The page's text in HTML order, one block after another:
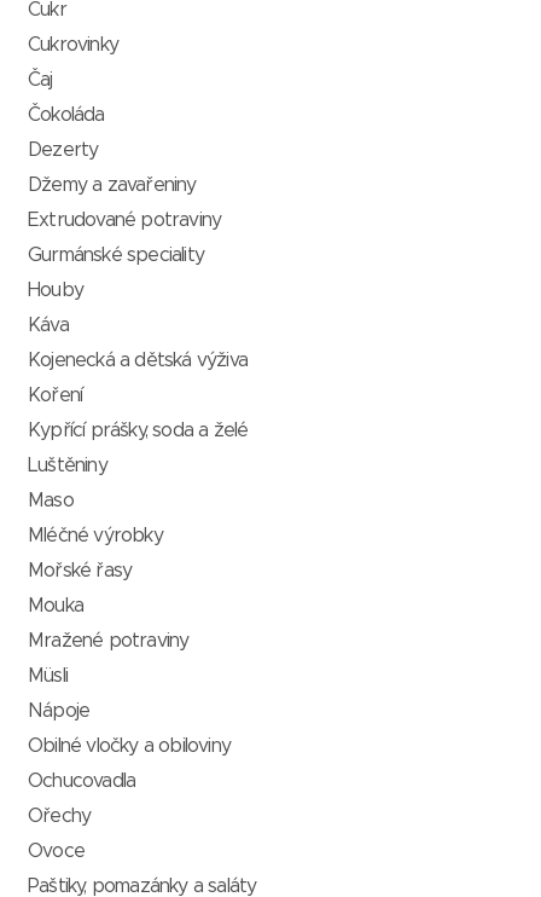
Cukr
Cukrovinky
Čaj
Čokoláda
Dezerty
Džemy a zavařeniny
Extrudované potraviny
Gurmánské speciality
Houby
Káva
Kojenecká a dětská výživa
Koření
Kypřící prášky, soda a želé
Luštěniny
Maso
Mléčné výrobky
Mořské řasy
Mouka
Mražené potraviny
Müsli
Nápoje
Obilné vločky a obiloviny
Ochucovadla
Ořechy
Ovoce
Paštiky, pomazánky a saláty